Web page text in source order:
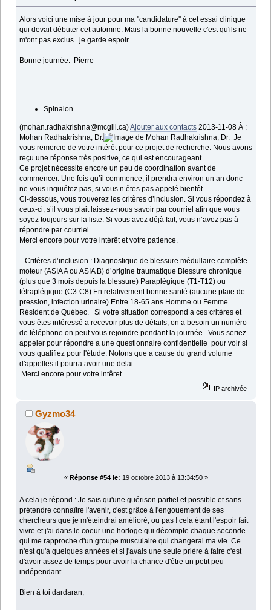
Alors voici une mise à jour pour ma ''candidature'' à cet essai clinique
qui devait débuter cet automne. Mais la bonne nouvelle c'est qu'ils ne
m'ont pas exclus.. je garde espoir.
Bonne journée. Pierre
(mohan.radhakrishna@mcgill.ca)Ajouter aux contacts 2013-11-08À :
Mohan Radhakrishna, Dr.
Je
vous remercie de votre intérêt pour ce projet de recherche. Nous avons
reçu une réponse très positive, ce qui est encourageant.
Ce projet nécessite encore un peu de coordination avant de
commencer. Une fois qu’il commence, il prendra environ un an donc
ne vous inquiétez pas, si vous n’êtes pas appelé bientôt.
Ci-dessous, vous trouverez les critères d’inclusion. Si vous répondez à
ceux-ci, s’il vous plait laissez-nous savoir par courriel afin que vous
soyez toujours sur la liste. Si vous avez déjà fait, vous n’avez pas à
répondre par courriel.
Merci encore pour votre intérêt et votre patience.
Critères d’inclusion : Diagnostique de blessure médullaire complète
moteur (ASIA A ou ASIA B) d’origine traumatique Blessure chronique
(plus que 3 mois depuis la blessure) Paraplégique (T1-T12) ou
tétraplégique (C3-C8) En relativement bonne santé (aucune plaie de
pression, infection urinaire) Entre 18-65 ans Homme ou Femme
Résident de Québec. Si votre situation correspond a ces critères et
vous êtes intéressé a recevoir plus de détails, on a besoin un numéro
de téléphone on peut vous rejoindre pendant la journée. Vous seriez
appeler pour répondre a une questionnaire confidentielle pour voir si
vous qualifiez pour l'étude. Notons que a cause du grand volume
d'appelles il pourra avoir une delai.
Merci encore pour votre intêret.
IP archivée
Gyzmo34
« Réponse #54 le: 19 octobre 2013 à 13:34:50 »
A cela je répond : Je sais qu'une guérison partiel et possible et sans
prétendre connaître l'avenir, c'est grâce à l'engouement de ses
chercheurs que je m'éteindrai amélioré, ou pas ! cela étant l'espoir fait
vivre et j'ai dans le coeur une horloge qui décompte chaque seconde
qui me rapproche d'un groupe musculaire qui changerai ma vie. Ce
n'est qu'à quelques années et si j'avais une seule prière à faire c'est
d'avoir assez de temps pour avoir la chance d'être un petit peu
indépendant.
Bien à toi dardaran,